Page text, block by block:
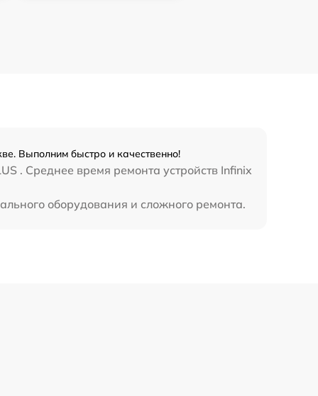
3500 р
1750 р
Выполним быстро и качественно!
. Среднее время ремонта устройств Infinix
оборудования и сложного ремонта.